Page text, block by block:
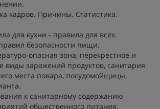
кадров. Причины. Статистика.
для кухни - правила для всех.
безопасности пищи.
опасная зона, перекрестное и
виды заражений продуктов, санитария
места повара, посудомойщицы,
к санитарному содержанию
общественного питания.